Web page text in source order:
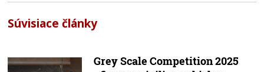
Súvisiace články
Grey Scale Competition 2025